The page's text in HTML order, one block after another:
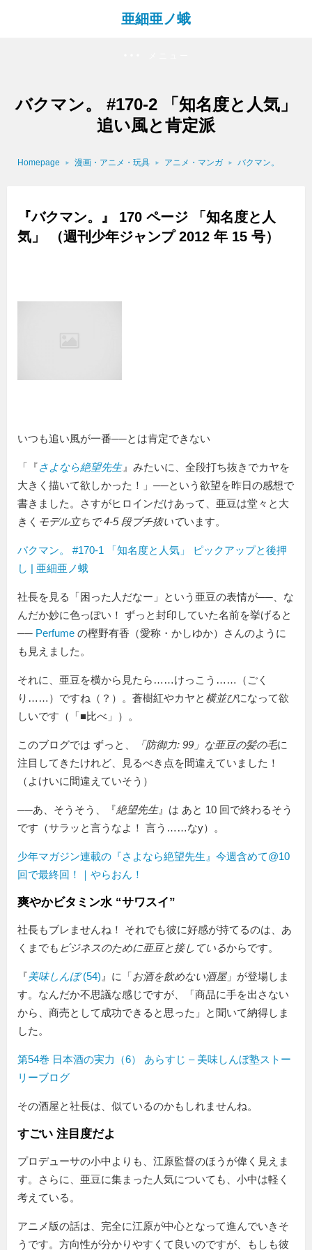
亜細亜ノ蛾
バクマン。 #170-2 「知名度と人気」
追い風と肯定派
Homepage 漫画・アニメ・玩具 アニメ・マンガ バクマン。
『バクマン。』 170 ページ 「知名度と人
気」 （週刊少年ジャンプ 2012 年 15 号）
いつも追い風が一番──とは肯定できない
『さよなら絶望先生 』みたいに、全段打ち抜きでカヤを
大きく描いて欲しかった！
──という欲望を昨日の感想で
書きました。さすがヒロインだけあって、亜豆は堂々と大
きく モデル立ちで 4-5 段ブチ抜いています。
バクマン。 #170-1 「知名度と人気」 ピックアップと後押
し | 亜細亜ノ蛾
社長を見る「困った人だなー」という亜豆の表情が──、な
んだか妙に色っぽい！ ずっと封印していた名前を挙げると
── Perfume の樫野有香（愛称・かしゆか）さんのように
も見えました。
それに、亜豆を横から見たら……けっこう……（ごく
り……）ですね（？）。蒼樹紅やカヤと 横並びになって欲
しいです（「■比べ」）。
このブログでは ずっと、 「防御力: 99」な亜豆の髪の毛に
注目してきたけれど、見るべき点を間違えていました！
（よけいに間違えていそう）
──あ、そうそう、『絶望先生』は あと 10 回で終わるそう
です（サラッと言うなよ！ 言う……なy）。
少年マガジン連載の『さよなら絶望先生』今週含めて@10
回で最終回！｜やらおん！
爽やかビタミン水 “サワスイ”
社長もブレませんね！ それでも彼に好感が持てるのは、あ
くまでも ビジネスのために亜豆と接しているからです。
『美味しんぼ(54) 』に「お酒を飲めない酒屋」が登場しま
す。なんだか不思議な感じですが、「商品に手を出さない
から、商売として成功できると思った」と聞いて納得しま
した。
第54巻 日本酒の実力（6） あらすじ – 美味しんぼ塾ストー
リーブログ
その酒屋と社長は、似ているのかもしれませんね。
すごい 注目度だよ
プロデューサの小中よりも、江原監督のほうが偉く見えま
す。さらに、亜豆に集まった人気についても、小中は軽く
考えている。
アニメ版の話は、完全に江原が中心となって進んでいきそ
うです。方向性が分かりやすくて良いのですが、もしも彼